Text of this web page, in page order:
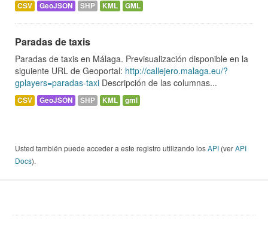
CSV GeoJSON SHP KML GML
Paradas de taxis
Paradas de taxis en Málaga. Previsualización disponible en la
siguiente URL de Geoportal: http://callejero.malaga.eu/?
gplayers=paradas-taxi Descripción de las columnas...
CSV GeoJSON SHP KML gml
Usted también puede acceder a este registro utilizando losAPI (verAPI
Docs).